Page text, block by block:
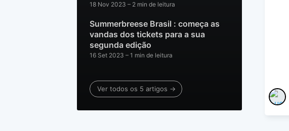
18 Nov 2023 – 2 min de leitura
Summerbreese Brasil : começa as
vandas dos tickets para a sua
segunda edição
16 Set 2023 – 1 min de leitura
Ver todos os 5 artigos →